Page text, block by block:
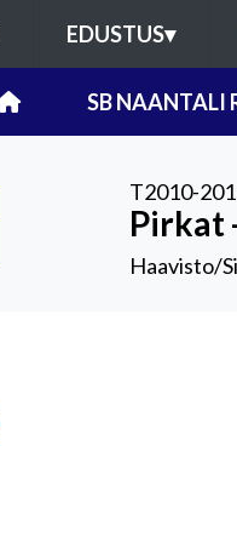
EDUSTUS▾
SB NAANTALI
T2010-
Pirkat
Haavisto/